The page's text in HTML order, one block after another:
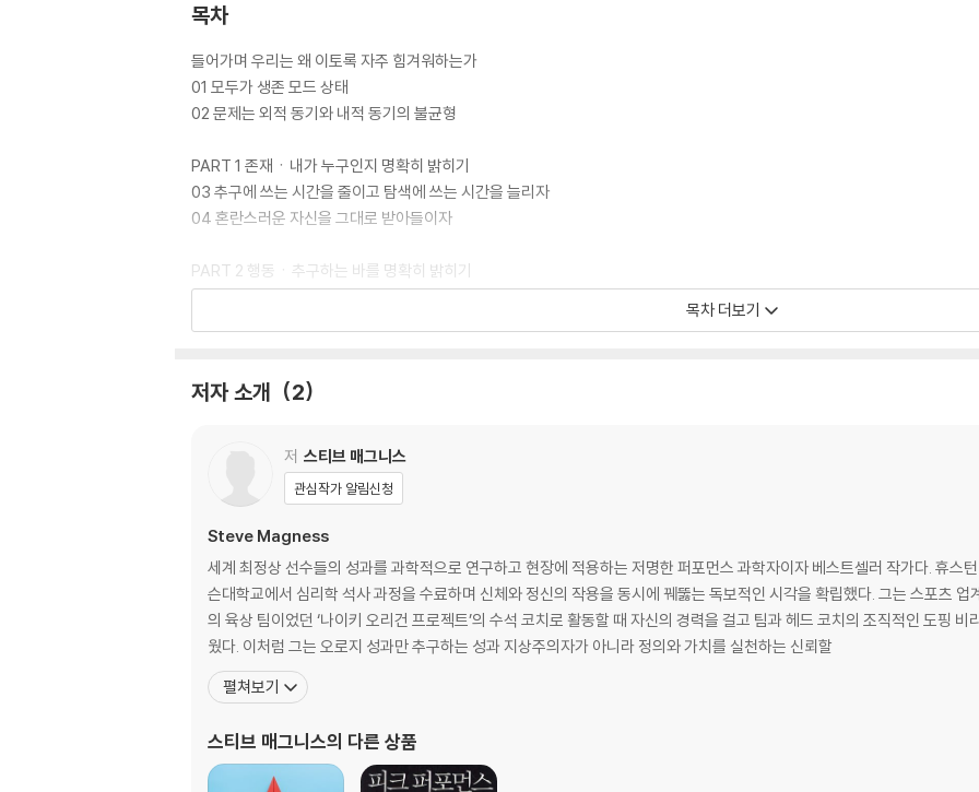
목차
들어가며 우리는 왜 이토록 자주 힘겨워하는가
01 모두가 생존 모드 상태
02 문제는 외적 동기와 내적 동기의 불균형
PART 1 존재ㆍ내가 누구인지 명확히 밝히기
03 추구에 쓰는 시간을 줄이고 탐색에 쓰는 시간을 늘리자
04 혼란스러운 자신을 그대로 받아들이자
PART 2 행동ㆍ추구하는 바를 명확히 밝히기
05 지는 법을 배우자
07 유리한 환경을 만들자
PART 4 빠져나오기
09 현실에 맞춰 재조정하기
10 생존에서 번영으로
감사의 말
주석
목차 더보기
저자 소개 2
저 스티브 매그니스
관심작가 알림신청
Steve Magness
세계 최정상 선수들의 성과를 과학적으로 연구하고 현장에 적용하는 저명한 퍼포먼스 과학자이자 베스트셀러 작가다. 휴스
슨대학교에서 심리학 석사 과정을 수료하며 신체와 정신의 작용을 동시에 꿰뚫는 독보적인 시각을 확립했다. 그는 스포츠
의 육상 팀이었던 ‘나이키 오리건 프로젝트’의 수석 코치로 활동할 때 자신의 경력을 걸고 팀과 헤드 코치의 조직적인 도핑
웠다. 이처럼 그는 오로지 성과만 추구하는 성과 지상주의자가 아니라 정의와 가치를 실천하는 신뢰할
펼쳐보기
스티브 매그니스의 다른 상품